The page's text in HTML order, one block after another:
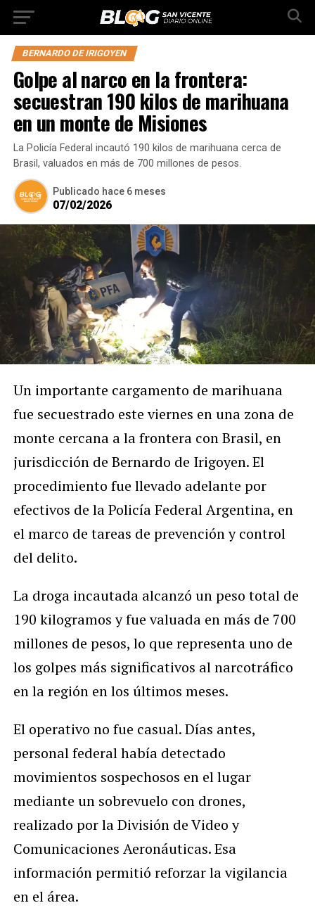
BERNARDO DE IRIGOYEN
Golpe al narco en la frontera:
secuestran 190 kilos de marihuana
en un monte de Misiones
La Policía Federal incautó 190 kilos de marihuana cerca de
Brasil, valuados en más de 700 millones de pesos.
Publicado hace 6 meses
07/02/2026
Un importante cargamento de marihuana
fue secuestrado este viernes en una zona de
monte cercana a la frontera con Brasil, en
jurisdicción de Bernardo de Irigoyen. El
procedimiento fue llevado adelante por
efectivos de la Policía Federal Argentina, en
el marco de tareas de prevención y control
del delito.
La droga incautada alcanzó un peso total de
190 kilogramos y fue valuada en más de 700
millones de pesos, lo que representa uno de
los golpes más significativos al narcotráfico
en la región en los últimos meses.
El operativo no fue casual. Días antes,
personal federal había detectado
movimientos sospechosos en el lugar
mediante un sobrevuelo con drones,
realizado por la División de Video y
Comunicaciones Aeronáuticas. Esa
información permitió reforzar la vigilancia
en el área.